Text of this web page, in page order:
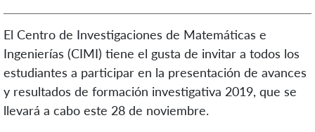
El Centro de Investigaciones de Matemáticas e
Ingenierías (CIMI) tiene el gusta de invitar a todos los
estudiantes a participar en la presentación de avances
y resultados de formación investigativa 2019, que se
llevará a cabo este 28 de noviembre.